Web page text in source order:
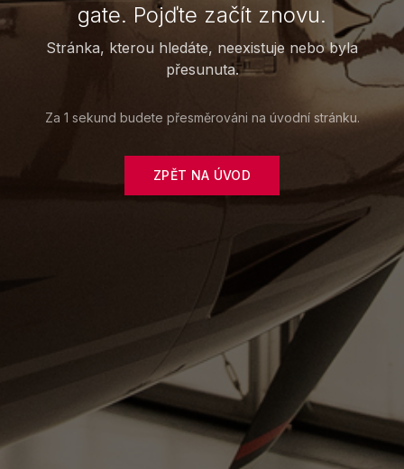
gate. Pojďte začít znovu.
Stránka, kterou hledáte, neexistuje nebo byla
přesunuta.
Za 1 sekund budete přesměrováni na úvodní stránku.
ZPĚT NA ÚVOD